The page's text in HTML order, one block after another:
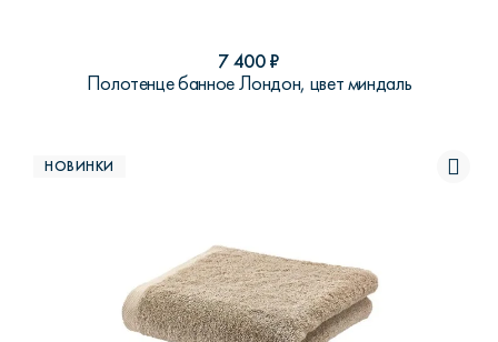
7 400₽
Полотенце банное Лондон, цвет миндаль
НОВИНКИ